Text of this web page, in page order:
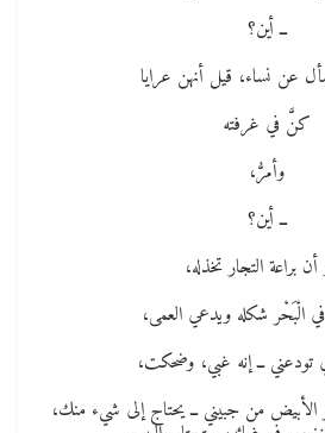
ــ أين؟
عن نساء، قيل أنهن عرايا
كنَّ في غرفته
وأمرُّ،
ــ أين؟
براعة التجار تخذله،
الْبَحْر شكله ويدعي العمى،
تودعني ــ إنه غبي، وضحكت،
الأبيض من جبيني ــ يحتاج إلى شيء منك،